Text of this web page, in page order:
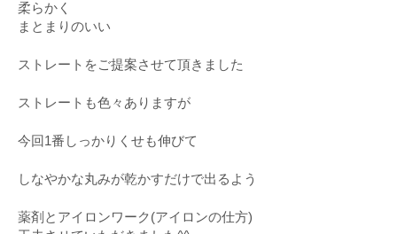
柔らかく
まとまりのいい
ストレートをご提案させて頂きました
ストレートも色々ありますが
今回1番しっかりくせも伸びて
しなやかな丸みが乾かすだけで出るよう
薬剤とアイロンワーク(アイロンの仕方)